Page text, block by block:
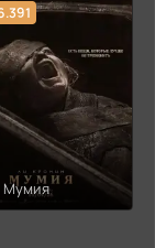
Мумия